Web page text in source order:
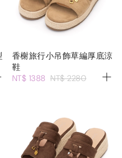
香榭旅行小吊飾草編厚底涼
鞋
NT$ 1388 NT$ 2280